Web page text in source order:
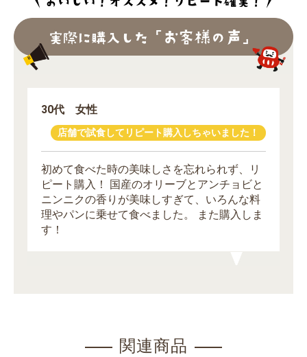
お買い物を続ける カートへ進む
30代 女性
店舗で試食してリピート購入しちゃいました！
初めて食べた時の美味しさを忘れられず、リ
ピート購入！ 国産のオリーブとアンチョビと
ニンニクの香りが美味しすぎて、いろんな料
理やパンに乗せて食べました。 また購入しま
す！
関連商品